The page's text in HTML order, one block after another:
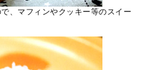
、マフィンやクッキー等のスイー